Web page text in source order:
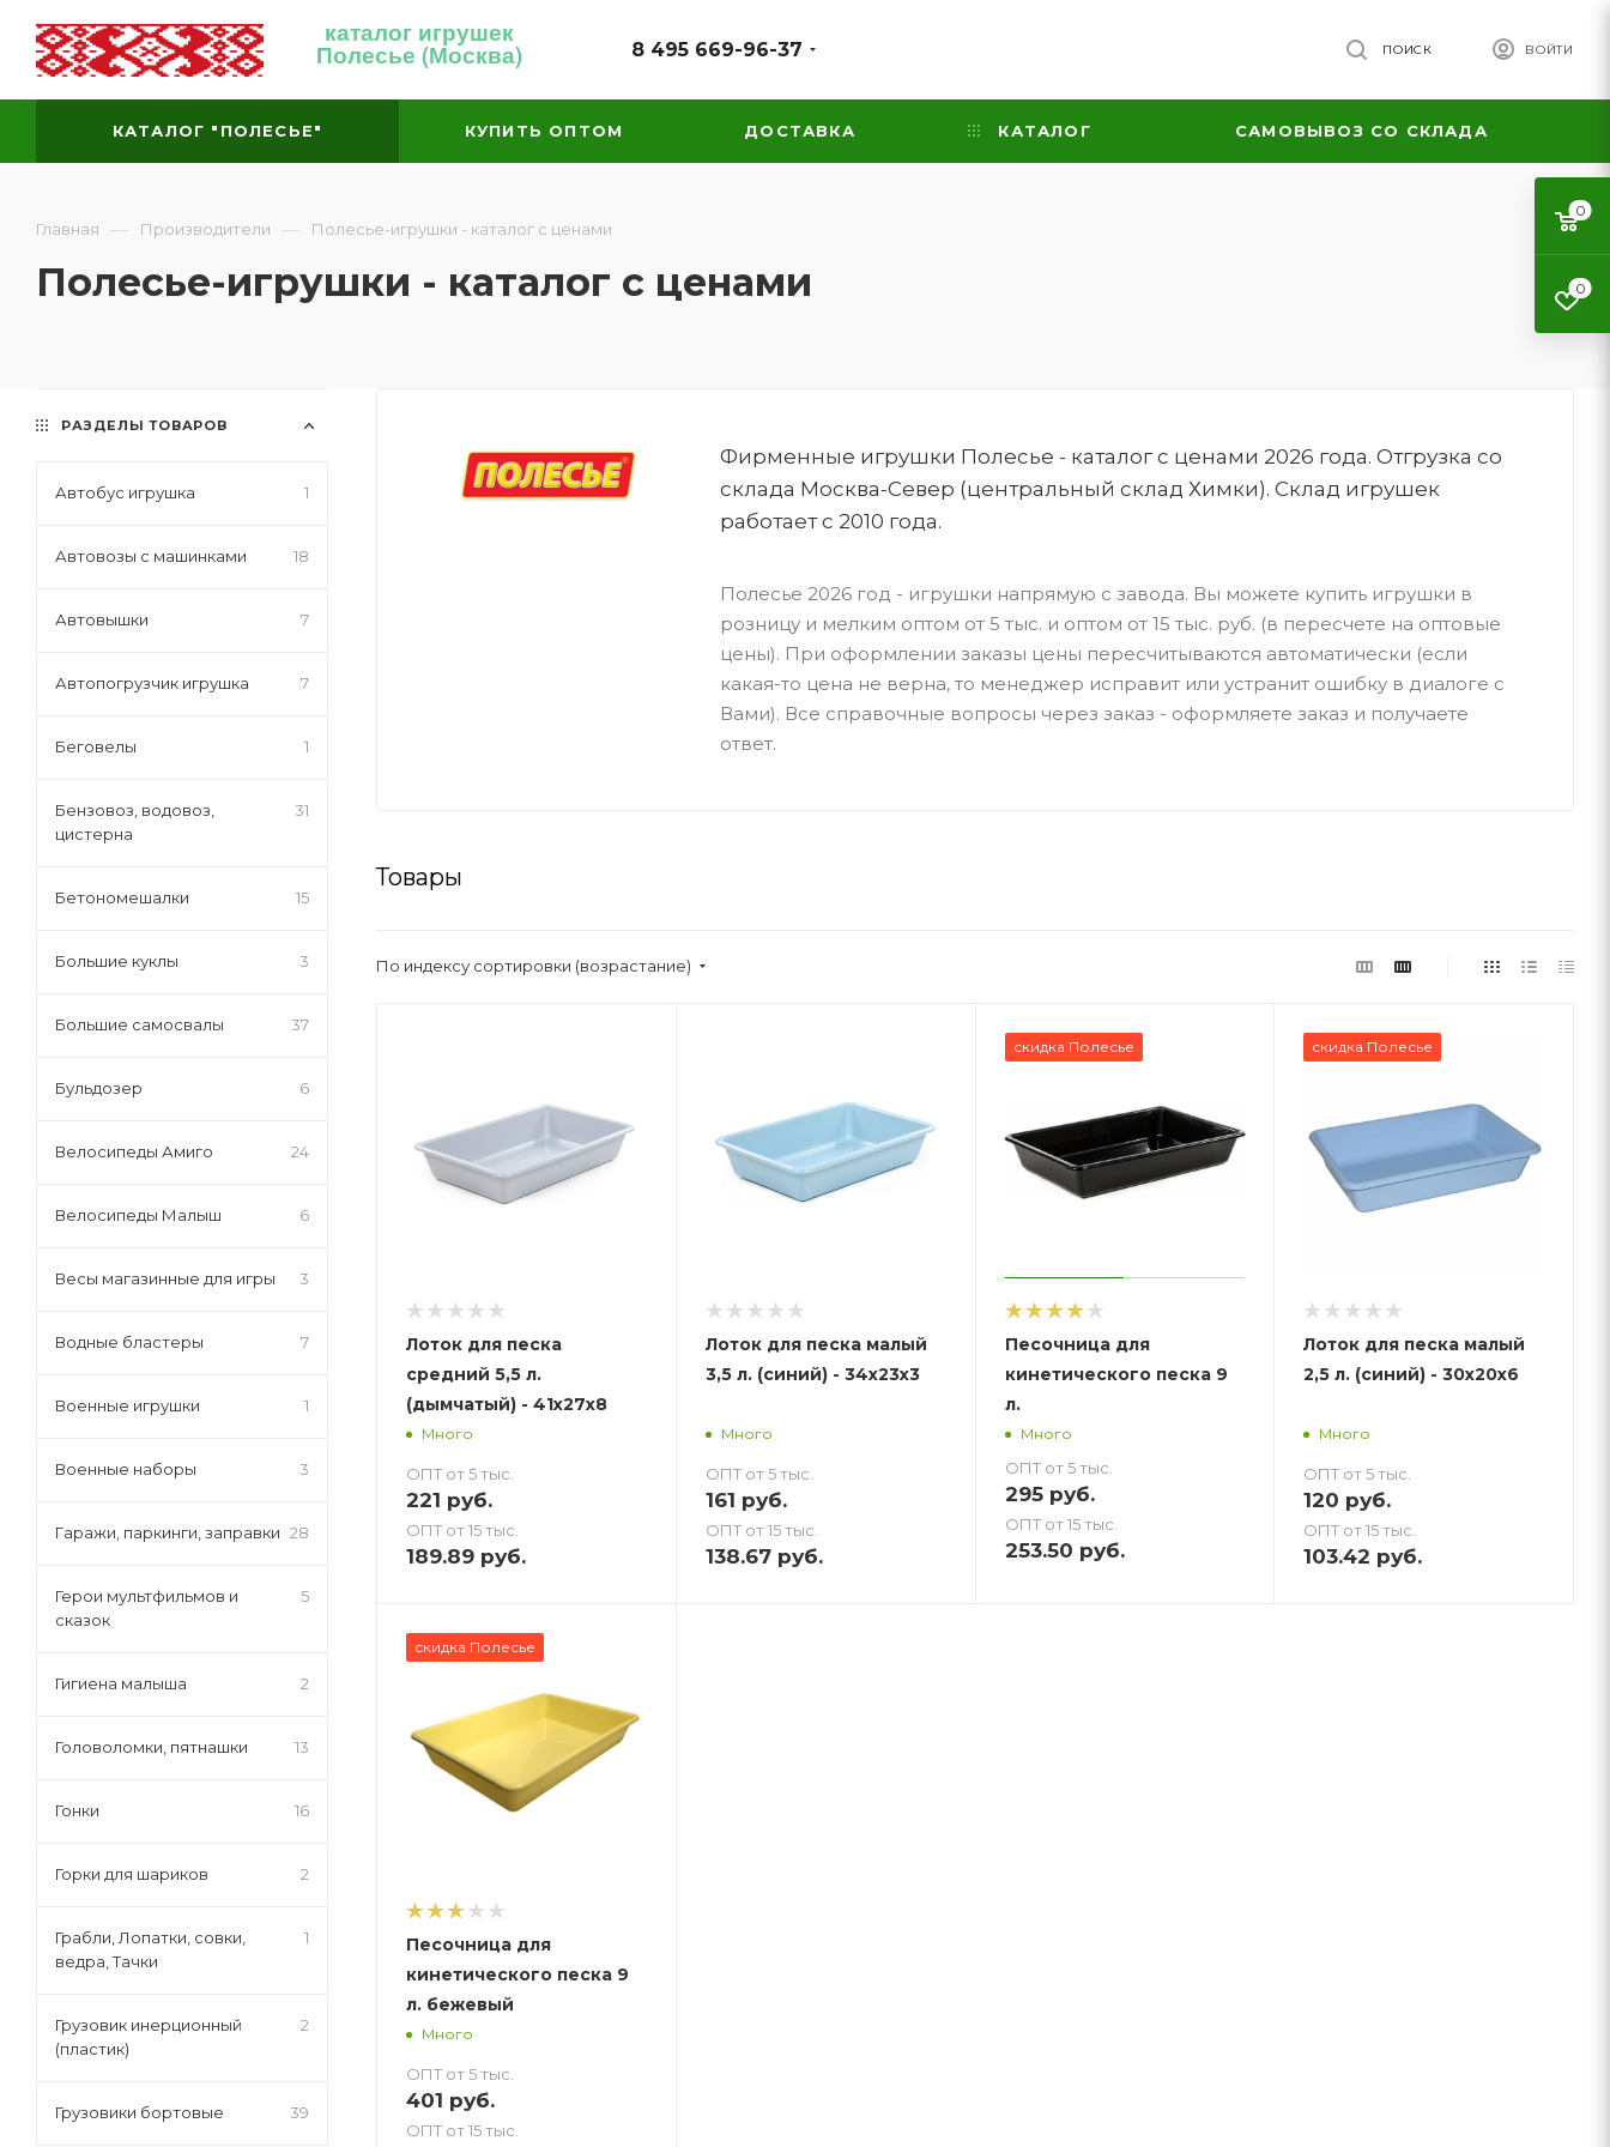
каталог игрушек
Полесье (Москва) 8 495 669-96-37 ВОЙТИ
ПОИСК
КАТАЛОГ "ПОЛЕСЬЕ" КУПИТЬ ОПТОМ ДОСТАВКА КАТАЛОГ САМОВЫВОЗ СО СКЛАДА
Главная — Производители — Полесье-игрушки - каталог с ценами
Полесье-игрушки - каталог с ценами
Фирменные игрушки Полесье - каталог с ценами 2026 года. Отгрузка со
склада Москва-Север (центральный склад Химки). Склад игрушек
работает с 2010 года.
Полесье 2026 год - игрушки напрямую с завода. Вы можете купить игрушки в
розницу и мелким оптом от 5 тыс. и оптом от 15 тыс. руб. (в пересчете на оптовые
цены). При оформлении заказы цены пересчитываются автоматически (если
какая-то цена не верна, то менеджер исправит или устранит ошибку в диалоге с
Вами). Все справочные вопросы через заказ - оформляете заказ и получаете
ответ.
Товары
По индексу сортировки (возрастание)
Лоток для песка
средний 5,5 л.
(дымчатый) - 41х27х8
Много
ОПТ от 5 тыс.
221 руб.
ОПТ от 15 тыс.
189.89 руб.
Лоток для песка малый
3,5 л. (синий) - 34х23х3
Много
ОПТ от 5 тыс.
161 руб.
ОПТ от 15 тыс.
138.67руб.
скидка Полесье
Песочница для
кинетического песка 9
л.
Много
ОПТ от 5 тыс.
295руб.
ОПТ от 15 тыс.
253.50 руб.
скидка Полесье
Лоток для песка малый
2,5 л. (синий) - 30х20х6
Много
ОПТ от 5 тыс.
120 руб.
ОПТ от 15 тыс.
103.42 руб.
скидка Полесье
Песочница для
кинетического песка 9
л. бежевый
Много
ОПТ от 5 тыс.
401 руб.
ОПТ от 15 тыс.
РАЗДЕЛЫ ТОВАРОВ
Автобус игрушка 1
Автовозы с машинками 18
Автовышки 7
Автопогрузчик игрушка 7
Беговелы 1
Бензовоз, водовоз,
цистерна
31
Бетономешалки 15
Большие куклы 3
Большие самосвалы 37
Бульдозер 6
Велосипеды Амиго 24
Велосипеды Малыш 6
Весы магазинные для игры 3
Водные бластеры 7
Военные игрушки 1
Военные наборы 3
Гаражи, паркинги, заправки 28
Герои мультфильмов и
сказок
5
Гигиена малыша 2
Головоломки, пятнашки 13
Гонки 16
Горки для шариков 2
Грабли, Лопатки, совки,
ведра, Тачки
1
Грузовик инерционный
(пластик)
2
Грузовики бортовые 39
0
0